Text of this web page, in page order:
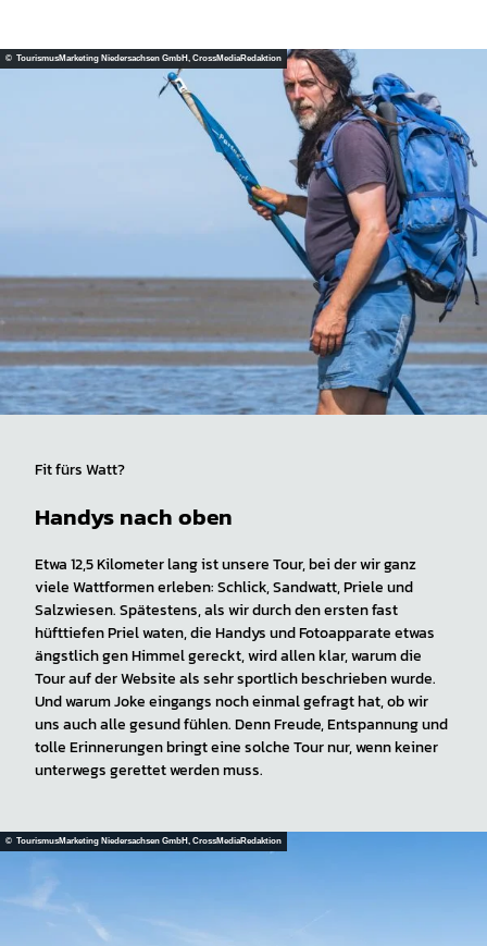
© TourismusMarketing Niedersachsen GmbH, CrossMediaRedaktion
Fit fürs Watt?
Handys nach oben
Etwa 12,5 Kilometer lang ist unsere Tour, bei der wir ganz
viele Wattformen erleben: Schlick, Sandwatt, Priele und
Salzwiesen. Spätestens, als wir durch den ersten fast
hüfttiefen Priel waten, die Handys und Fotoapparate etwas
ängstlich gen Himmel gereckt, wird allen klar, warum die
Tour auf der Website als sehr sportlich beschrieben wurde.
Und warum Joke eingangs noch einmal gefragt hat, ob wir
uns auch alle gesund fühlen. Denn Freude, Entspannung und
tolle Erinnerungen bringt eine solche Tour nur, wenn keiner
unterwegs gerettet werden muss.
© TourismusMarketing Niedersachsen GmbH, CrossMediaRedaktion